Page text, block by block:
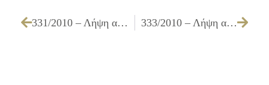
331/2010 – Λήψη απόφασης για συμμετοχή του Δήμου Ιλίου στην πρόσκληση 20.1 του ΕΠ ψηφιακή σύγκλιση με το έργο «ΨΗΦΙΑΚΕΣ ΥΠΗΡΕΣΙΕΣ ΠΡΟΣ ΤΟΥΣ ΔΗΜΟΤΕΣ» σε συνεργασία με το Δήμο Πετρούπολης 333/2010 – Λήψη απόφασης για την έγκριση των όρων της Προγραμματικής Σύμβασης μεταξύ του Δήμου Ιλίου και της Νομαρχίας Αθηνών για το έργο: «ΕΠΙΚΑΙΡΟΠΟΙΗΣΗ ΟΔΙΚΗΣ ΣΗΜΑΝΣΗΣ ΣΤΟ ΔΗΜΟ ΙΛΙΟΥ» και την εξουσιοδότηση του Δημάρχου για την υπογραφή αυτής